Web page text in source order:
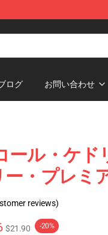
ログ お問い合わせ
ール・ケ
・プレミ
reviews)
$21.90 -20%